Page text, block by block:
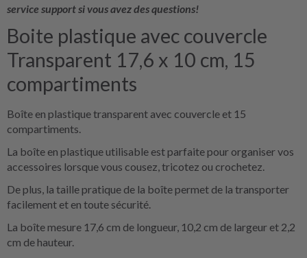
service support si vous avez des questions!
Boite plastique avec couvercle
Transparent 17,6 x 10 cm, 15
compartiments
Boîte en plastique transparent avec couvercle et 15
compartiments.
La boîte en plastique utilisable est parfaite pour organiser vos
accessoires lorsque vous cousez, tricotez ou crochetez.
De plus, la taille pratique de la boîte permet de la transporter
facilement et en toute sécurité.
La boîte mesure 17,6 cm de longueur, 10,2 cm de largeur et 2,2
cm de hauteur.